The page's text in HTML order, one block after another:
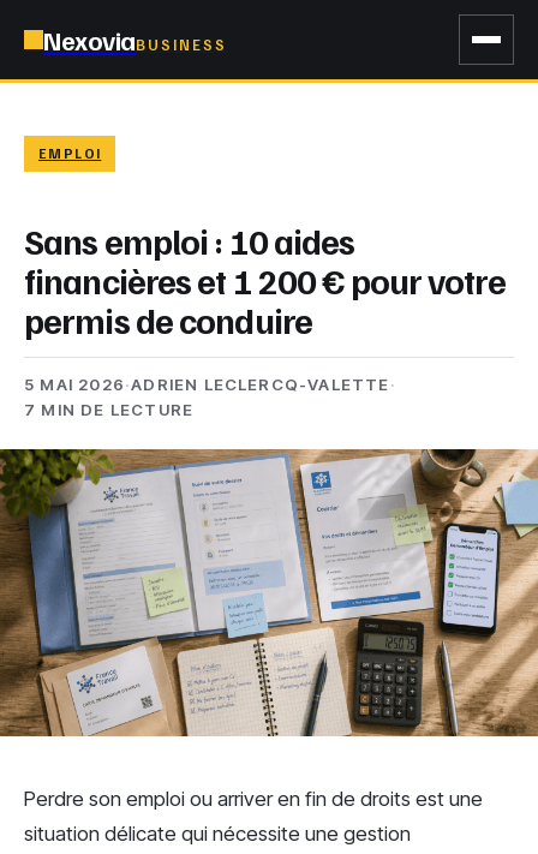
NexoviaBUSINESS
EMPLOI
Sans emploi : 10 aides
financières et 1 200 € pour votre
permis de conduire
5 MAI 2026·ADRIEN LECLERCQ-VALETTE·
7 MIN DE LECTURE
Perdre son emploi ou arriver en fin de droits est une
situation délicate qui nécessite une gestion